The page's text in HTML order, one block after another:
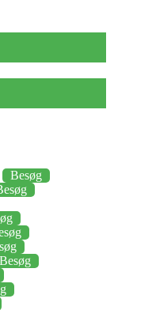
Besøg
Besøg